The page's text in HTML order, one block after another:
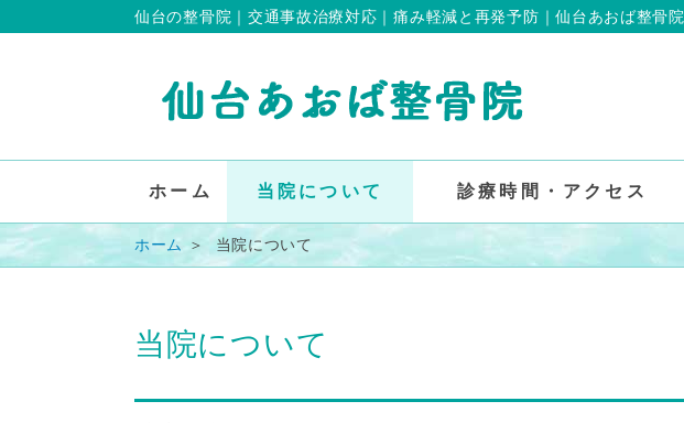
仙台の整骨院｜交通事故治療対応｜痛み軽減と再発予防｜仙台あおば整骨院
ホーム 当院について 診療時間・アクセス
ホーム ＞ 当院について
当院について